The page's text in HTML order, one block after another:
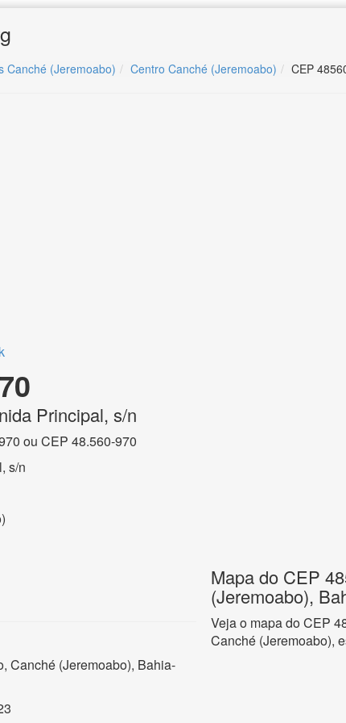
Canché (Jeremoabo) Centro Canché (Jeremoabo) CEP
Principal, s/n
ou CEP 48.560-970
s/n
Canché (Jeremoabo), Bahia-
Mapa do CEP
(Jeremoabo),
Veja o mapa do CEP
Canché (Jeremoabo),